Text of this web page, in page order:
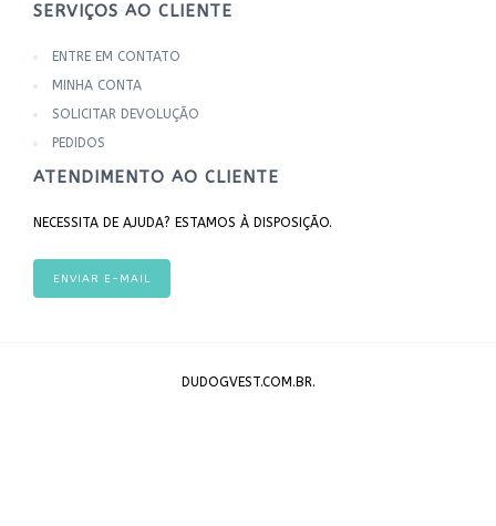
SERVIÇOS AO CLIENTE
ENTRE EM CONTATO
MINHA CONTA
SOLICITAR DEVOLUÇÃO
PEDIDOS
ATENDIMENTO AO CLIENTE
NECESSITA DE AJUDA? ESTAMOS À DISPOSIÇÃO.
ENVIAR E-MAIL
DUDOGVEST.COM.BR.